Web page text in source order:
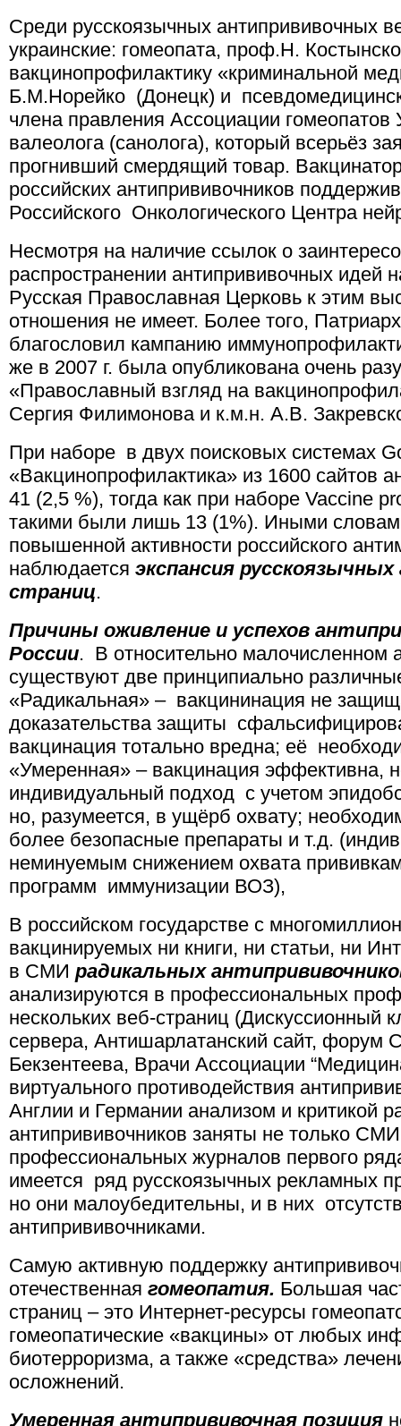
Среди русскоязычных антипрививочных
украинские: гомеопата, проф.Н.
вакцинопрофилактику «криминальной
Б.М.Норейко (Донецк) и
члена правления Ассоциации гомеопатов
валеолога (санолога), который всерьёз
прогнивший смердящий товар.
российских антипрививочников
Российского Онкологического Центра
Несмотря на наличие ссылок о
распространении антипрививочных идей
Русская Православная Церковь к этим
отношения не имеет. Более того,
благословил кампанию
же в 2007 г. была опубликована очень
«Православный взгляд на
Сергия Филимонова и к.м.н. А.В.
При наборе в двух поисковых системах
«Вакцинопрофилактика» из 1600 сайтов
41 (2,5 %), тогда как при наборе Vaccine
такими были лишь 13 (1%). Иными
повышенной активности российского
наблюдается экспансия
страниц.
Причины оживление и успехов
России. В относительно малочисленном
существуют две принципиально
«Радикальная» – вакцининация не
доказательства защиты
вакцинация тотально вредна; её
«Умеренная» – вакцинация эффективна,
индивидуальный подход с учетом
но, разумеется, в ущёрб охвату;
более безопасные препараты и т.д.
неминуемым снижением охвата
программ иммунизации ВОЗ),
В российском государстве с
вакцинируемых ни книги, ни статьи, ни
в СМИ радикальных
анализируются в профессиональных
нескольких веб-страниц (Дискуссионный
сервера, Антишарлатанский сайт, форум
Бекзентеева, Врачи Ассоциации
виртуального противодействия
Англии и Германии анализом и критикой
антипрививочников заняты не только
профессиональных журналов первого
имеется ряд русскоязычных рекламных
но они малоубедительны, и в них
антипрививочниками.
Самую активную поддержку
отечественная гомеопатия. Большая
страниц – это Интернет-ресурсы
гомеопатические «вакцины» от любых
биотерроризма, а также «средства»
осложнений.
Умеренная антипрививочная позиция